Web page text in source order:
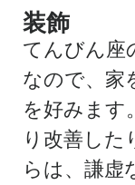
装飾
てんびん座
なので、家
を好みます
り改善した
らは、謙虚